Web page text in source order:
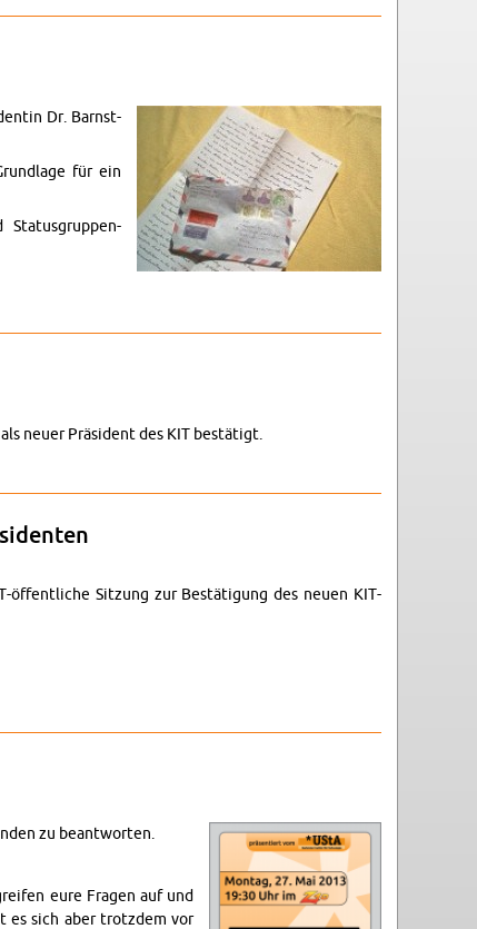
Dr. Barn­st­
für ein
Sta­tus­grup­pen­
neuer Präsident des KIT bestätigt.
öffentliche Sitzung zur Bestäti­gung des neuen KIT-
zu beant­worten.
eure Fra­gen auf und
es sich aber trotz­dem vor